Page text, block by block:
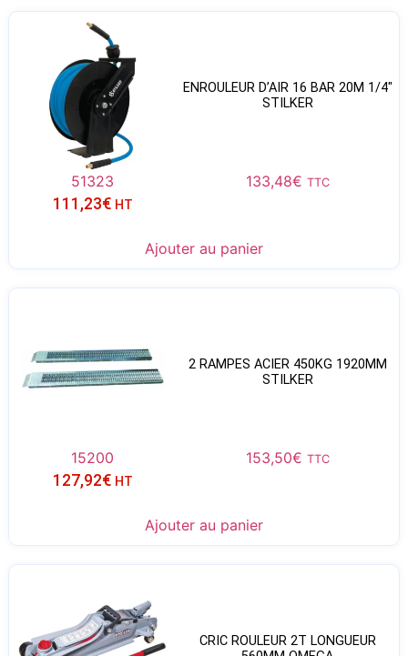
ENROULEUR D’AIR 16 BAR 20M 1/4″
STILKER
51323 133,48€ TTC
111,23€ HT
Ajouter au panier
2 RAMPES ACIER 450KG 1920MM
STILKER
15200 153,50€ TTC
127,92€ HT
Ajouter au panier
CRIC ROULEUR 2T LONGUEUR